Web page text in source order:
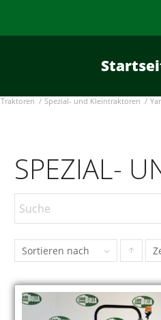
Traktoren / Spezial- und Kleintraktoren /
SPEZIAL-
Sortieren nach
die
Produkte